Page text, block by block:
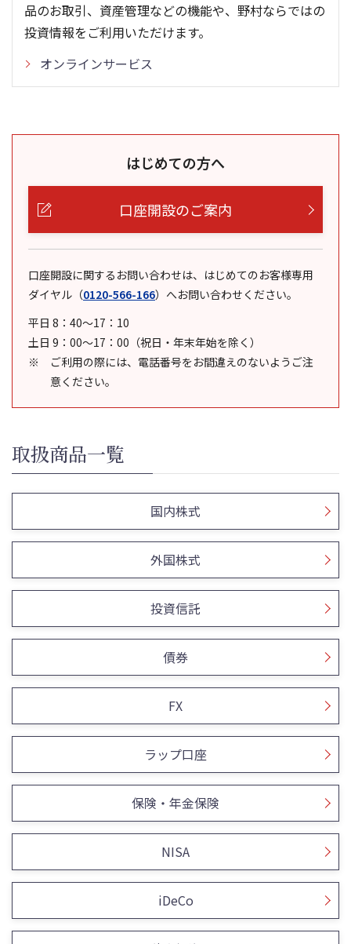
品のお取引、資産管理などの機能や、野村ならではの
投資情報をご利用いただけます。
オンラインサービス
はじめての方へ
口座開設のご案内
口座開設に関するお問い合わせは、はじめてのお客様専用
ダイヤル （0120-566-166） へお問い合わせください。
平日 8：40～17：10
土日 9：00～17：00（祝日・年末年始を除く）
ご利用の際には、電話番号をお間違えのないようご注
意ください。
取扱商品一覧
国内株式
外国株式
投資信託
債券
FX
ラップ口座
保険・年金保険
NISA
iDeCo